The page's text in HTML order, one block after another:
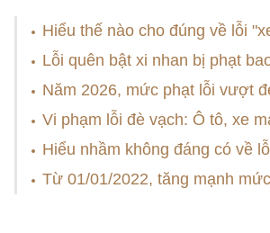
Hiểu thế nào cho đúng về lỗi
Lỗi quên bật xi nhan bị phạt
Năm 2026, mức phạt lỗi vượt
Vi phạm lỗi đè vạch: Ô tô, xe
Hiểu nhầm không đáng có về
Từ 01/01/2022, tăng mạnh